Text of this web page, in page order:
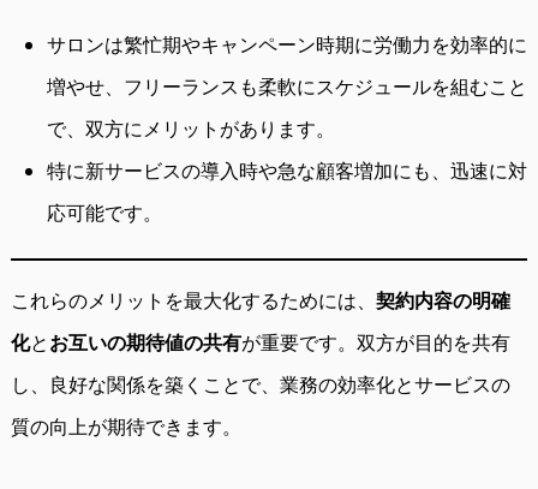
サロンは繁忙期やキャンペーン時期に労働力を効率的に
増やせ、フリーランスも柔軟にスケジュールを組むこと
で、双方にメリットがあります。
特に新サービスの導入時や急な顧客増加にも、迅速に対
応可能です。
これらのメリットを最大化するためには、 契約内容の明確
化とお互いの期待値の共有が重要です。双方が目的を共有
し、良好な関係を築くことで、業務の効率化とサービスの
質の向上が期待できます。